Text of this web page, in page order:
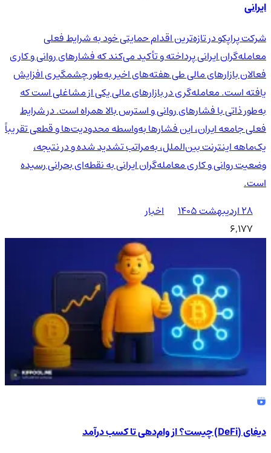
ایرانی
شرکت پراپکو در تازه‌ترین اقدام حمایتی خود به شرایط فعلی
معامله‌گران ایرانی پرداخته و تأکید می‌کند که فشارهای روانی و کاری
فعالان بازارهای مالی طی هفته‌های اخیر به‌طور چشمگیری افزایش
یافته است. معامله‌گری در بازارهای مالی یکی از مشاغلی است که
به‌طور ذاتی با فشارهای روانی و استرس بالا همراه است. در شرایط
فعلی جامعه ایران، این فشارها به‌واسطه محدودیت‌ها و قطعی تقریباً
یک‌ماهه اینترنت بین‌الملل، به‌مراتب تشدید شده و در نتیجه،
وضعیت روانی و کاری معامله‌گران ایرانی به نقطه‌ای بحرانی رسیده
است.
۲۸ اردیبهشت ۱۴۰۵
اخبار
6,177
دیفای (DeFi) چیست؟ از وام‌دهی تا کسب درآمد